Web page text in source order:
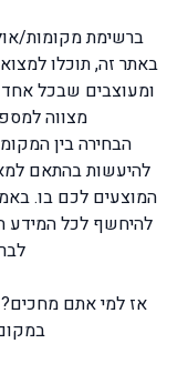
ברשימת מקומות/
באתר זה, תוכלו
ומעוצבים שבכל אחד
מצווה
הבחירה בין
להיעשות בהתאם
המוצעים לכם בו.
להיחשף לכל המידע
אז למי אתם